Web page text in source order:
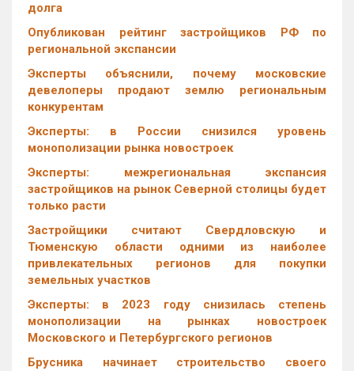
долга
Опубликован рейтинг застройщиков РФ по
региональной экспансии
Эксперты объяснили, почему московские
девелоперы продают землю региональным
конкурентам
Эксперты: в России снизился уровень
монополизации рынка новостроек
Эксперты: межрегиональная экспансия
застройщиков на рынок Северной столицы будет
только расти
Застройщики считают Свердловскую и
Тюменскую области одними из наиболее
привлекательных регионов для покупки
земельных участков
Эксперты: в 2023 году снизилась степень
монополизации на рынках новостроек
Московского и Петербургского регионов
Брусника начинает строительство своего